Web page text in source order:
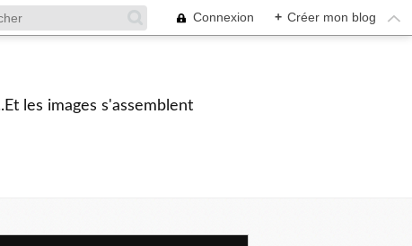
Connexion + Créer mon blog
les images s'assemblent